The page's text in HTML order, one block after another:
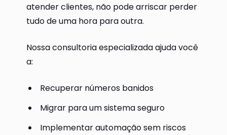
atender clientes, não pode arriscar perder
tudo de uma hora para outra.
Nossa consultoria especializada ajuda você
a:
Recuperar números banidos
Migrar para um sistema seguro
Implementar automação sem riscos